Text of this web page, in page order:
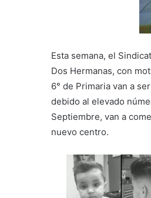
Esta semana, el
Dos Hermanas, con
6° de Primaria van a
debido al elevado
Septiembre, van a
nuevo centro.